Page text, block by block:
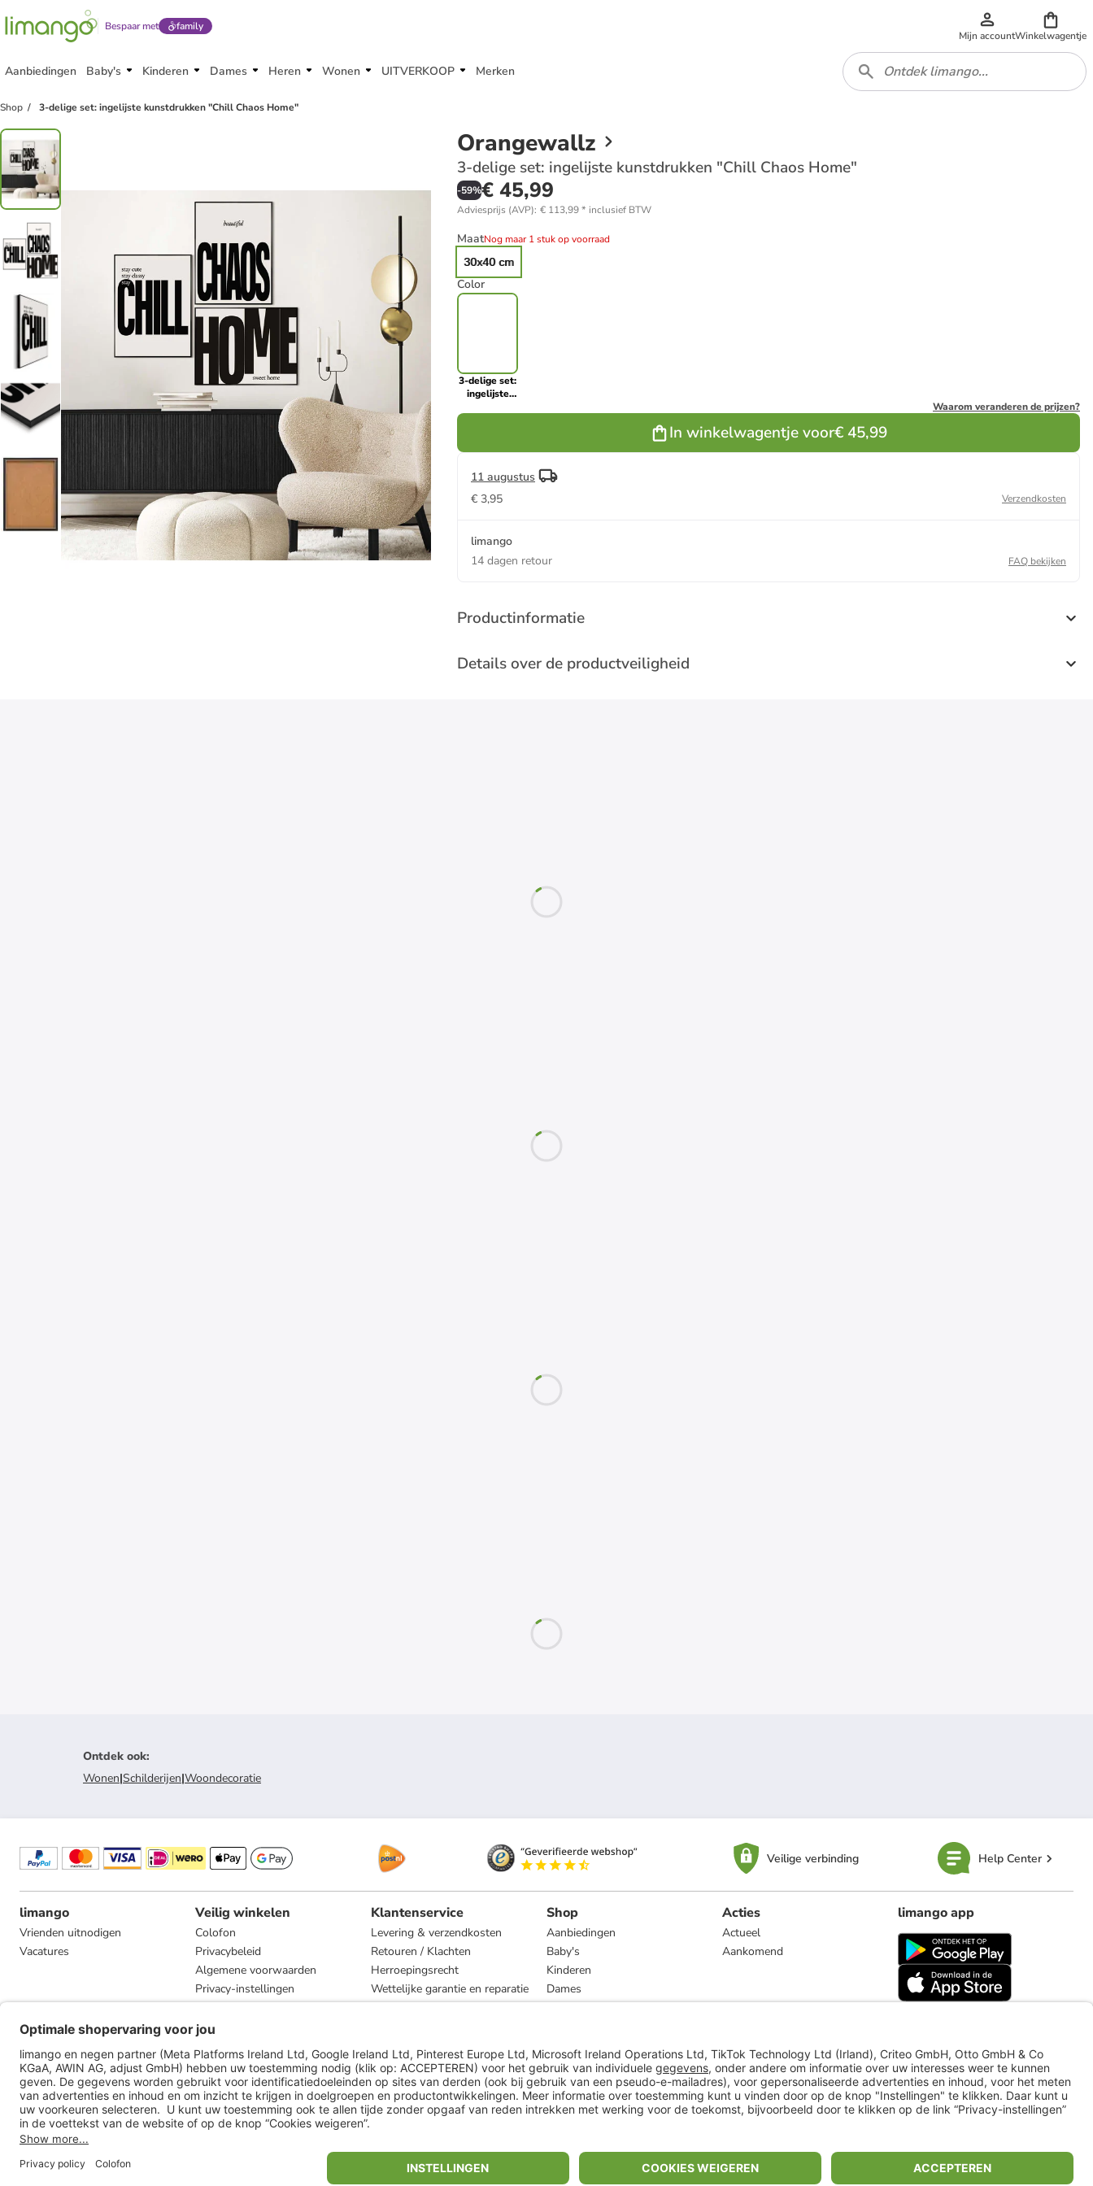
Bespaar met family
Mijn accountWinkelwagentje
Aanbiedingen Baby's Kinderen Dames Heren Wonen UITVERKOOP Merken
Shop 3-delige set: ingelijste kunstdrukken "Chill Chaos Home"
Orangewallz
3-delige set: ingelijste kunstdrukken "Chill Chaos Home"
-59%€ 45,99
Adviesprijs (AVP): € 113,99* inclusief BTW
MaatNog maar 1 stuk op voorraad
30x40 cm
Color
3-delige set:
ingelijste
"Chill Chaos
Waarom veranderen de prijzen?
In winkelwagentje voor€ 45,99
11 augustus
€ 3,95
Verzendkosten
limango
14 dagen retour
FAQ bekijken
Productinformatie
Details over de productveiligheid
Ontdek ook:
Wonen|Schilderijen|Woondecoratie
Veilige verbinding Help Center
limango
Vrienden uitnodigen
Vacatures
Veilig winkelen
Colofon
Privacybeleid
Algemene voorwaarden
Privacy-instellingen
Compliance
Klantenservice
Levering & verzendkosten
Retouren / Klachten
Herroepingsrecht
Wettelijke garantie en reparatie
Shop
Aanbiedingen
Baby's
Kinderen
Dames
Heren
Acties
Actueel
Aankomend
limango app
limango.de limango.pl
** Alle prijsopgaven zijn inclusief belasting en exclusief verzendkosten
ᵃ Bij een minimale bestelwaarde van €15.
ᶜ Alle informatie & voorwaarden op
www.limango.nl/invite